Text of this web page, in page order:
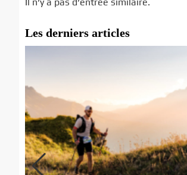
Les derniers articles